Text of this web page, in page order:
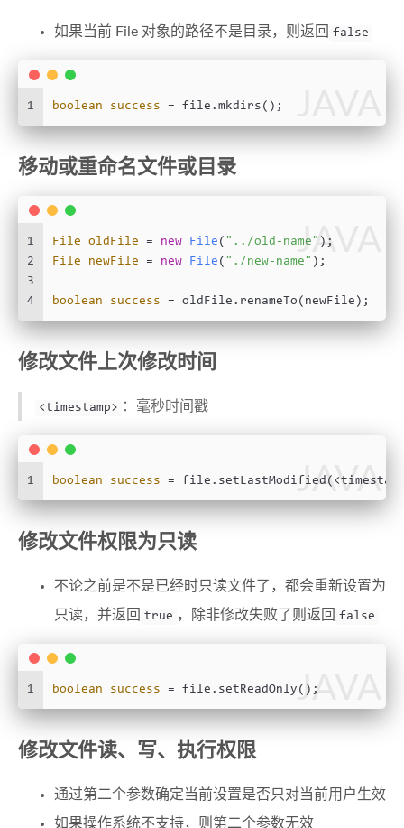
如果当前 File 对象的路径不是目录，则返回 false
1 boolean success = file.mkdirs();
移动或重命名文件或目录
JAVA
1
2
3
4
File oldFile = new File ( "../old-name" );
File
newFile = new File ( "./new-name" );
boolean success = oldFile.renameTo(newFile);
修改文件上次修改时间
<timestamp> ：毫秒时间戳
JAVA
1 boolean success =
修改文件权限为只读
不论之前是不是已经时只读文件了，都会重新设置为
只读，并返回
true ，除非修改失败了则返回 false
JAVA
1 boolean success = file.setReadOnly();
修改文件读、写、执行权限
通过第二个参数确定当前设置是否只对当前用户生效
如果操作系统不支持，则第二个参数无效